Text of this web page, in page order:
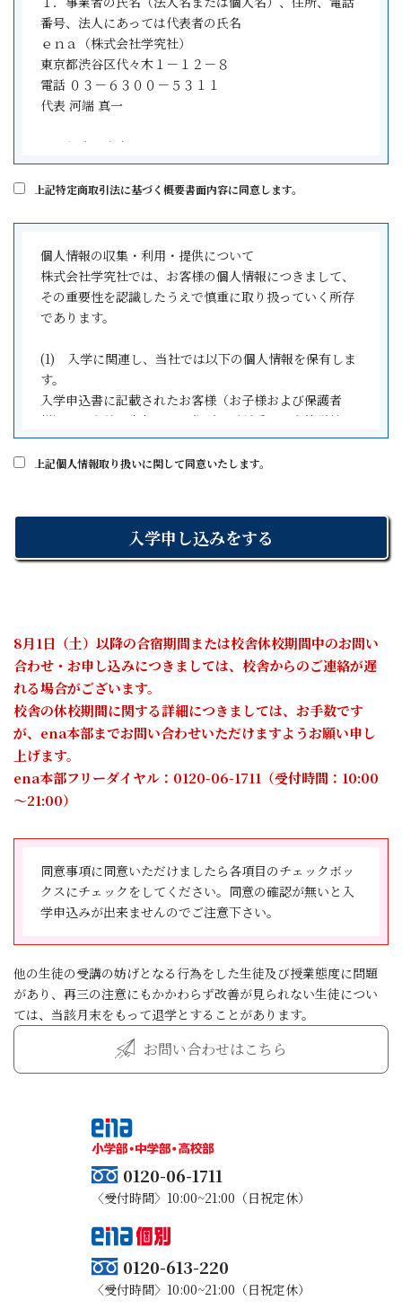
(学習指導の形態)
第3条 契約書記載の指導形態については以下のとおりで
す。
1 集団指導とは、所定の校舎で所定の指導時間内に1人の
講師が複数の生徒に対して授業形式で指導するものとし
2 個別指導とは、1人の講師が1人又は2人又は3人迄の生
徒に対して所定の指導時間内に学習指導を行うものとし
ます。
(学習指導の開始日)
録書・入学申込書(契約書)に記載した日とし、所定の校
舎において学習指導がなされている限り、現実の受講の
有無を問わないものとします。
第5条 乙は、本科登録書・入学申込書(契約書)記載の場所
において学習指導を行います。但し、やむをえない事情
がある場合には、両者合意の上、他の場所に移動するこ
(学習指導期間と契約期間)
（契約書）に記載された契約期間内とします。
契約内容・期間に変更が生じた場合には、両者合意の確
認のため、新たな契約書を作成し、本契約はその時点で
第7条 甲は、本科登録書・入学申込書(契約書)を受領した
日から起算して8日間は書面によって契約を解除すること
ができます。
2 前項の契約の解除は、甲が契約を解除する旨を記載し
た書面を発信した時より成立します。
3 特定継続的役務提供契約の解除に関する事項で、乙が
不実の事を告げる行為をした事により誤認し契約の解除
を行わなかった場合には、新たにクーリング・オフがで
きる旨を記載した書面を交付した日から換算して8日を経
ます。
(解除後の前払い金の返還方法)
第8条 前条による契約の解除については、手数料は不要
とはありません。既に引き渡された教材(関連商品)の引
取りに要する費用、提供を受けた役務の対価その他の金
額の支払い義務はありません。既に代金又は対価の一部
又は全部を支払っている場合は、速やかにその金額の返
還を受けることができます。
(中途解約)
る場合に応じ、当該各号に定める額を超えない範囲で損
害の賠償を請求できるものとしそれを超える前受金を受
領している場合には差額分を返還するものとします。
一 役務提供開始前の場合契約の締結及び履行のために通
二 役務提供開始後の場合既に受けた授業の授業料相当額
及び契約の締結・履行のための事務手数料として550円
2 前項の役務の対価の単価は(月・回数)をもって計算する
ものとします。
番号、法人にあっては代表者の氏名
ｅｎａ（株式会社学究社）
東京都渋谷区代々木１－１２－８
電話 ０３－６３００－５３１１
代表 河端 真一
２．役務の内容
小学生・中学生・高校生を対象とした学習指導
ればならない金銭の概算額
別紙の諸費用一覧をご覧ください。
４．［３］の金銭の支払時期、方法
受講開始日までに初回納入金を弊社の指定口座へお振込
替にてご請求いたします。
５．役務の提供期間
本科登録書・入学申込書（契約書）記載の期間となりま
す。
６．クーリング・オフに関する事項
ることができます。
②．契約者は、学究社が特定商取引法(以下「法」といい
ます。)第44 条第１項の規定に違反して法第48条第１項
迫したことにより困惑し、これらによって法第48 条第１
項の規定による特定継続的役務提供契約の解除を行わな
かった場合には、学究社が交付した法第48 条第１項の書
面を契約者が受領した日から起算して８日を経過するま
では、契約者は書面によって契約を解除することができ
ます。
③．①に記す契約の解除は、契約者が契約を解除する旨
を記載した書面を発信した時より成立します。
④．①に記す契約の解除については、手数料は不要と
７．中途解約に関する事項
クーリング・オフ期間経過後においても、特定継続的役
す。ただし、次のＡ・Ｂの場合に応じ、以下に定める額
を超えない範囲で解約損料を請求いたします。
Ａ．契約の解除が役務提供開始前である場合、事務手数
Ｂ．契約の解除が役務提供開始後である場合（a とb の
合計額）
の単価の単位は（月・回数）をもって計算するものとし
ｂ 当該特定継続的役務提供契約の解除に係る事務手数料
割賦販売は取り扱っておりません。
９．前受金の保全に関する事項
上記特定商取引法に基づく概要書面内容に同意します。
個人情報の収集・利用・提供について
株式会社学究社では、お客様の個人情報につきまして、
その重要性を認識したうえで慎重に取り扱っていく所存
であります。
(1) 入学に関連し、当社では以下の個人情報を保有しま
す。
入学申込書に記載されたお客様（お子様および保護者
様）のお名前・生年月日・住所・電話番号・在籍学校
名・学年および金融機関の口座情報を収集しています。
①お客様に対するサービス向上のため
②学習全般、安全管理、学習相談、進路指導のため
株式会社学究社は、お客様の個人情報を適切に取り扱
い、厳重な管理、維持に努めます。また、外部からの不
正アクセスや個人情報の紛失、破壊、改ざん及び漏えい
等のリスクに対して、技術面及び組織面においても適切
かつ合理的なレベルの安全対策、予防措置を講じるよう
に努めます。
(4) 個人情報の提供
ご提供いただいた個人情報はお客様の同意なく第三者へ
開示されることはありません。ただし、法令により開示
することがあります。
(5) 個人情報の開示・訂正・削除及び利用停止等
合、又は個人の生命・身体・財産その他の権利利益を害
する場合を除き、速やかに対応させていただきます。
上記個人情報取り扱いに関して同意いたします。
8月1日（土）以降の合宿期間または校舎休校期間中のお問い
合わせ・お申し込みにつきましては、校舎からのご連絡が遅
れる場合がございます。
校舎の休校期間に関する詳細につきましては、お手数です
が、ena本部までお問い合わせいただけますようお願い申し
上げます。
ena本部フリーダイヤル：0120-06-1711（受付時間：10:00
～21:00）
同意事項に同意いただけましたら各項目のチェックボッ
クスにチェックをしてください。同意の確認が無いと入
学申込みが出来ませんのでご注意下さい。
他の生徒の受講の妨げとなる行為をした生徒及び授業態度に問題
があり、再三の注意にもかかわらず改善が見られない生徒につい
ては、当該月末をもって退学とすることがあります。
お問い合わせはこちら
0120-06-1711
〈受付時間〉10:00~21:00（日祝定休）
0120-613-220
〈受付時間〉10:00~21:00（日祝定休）